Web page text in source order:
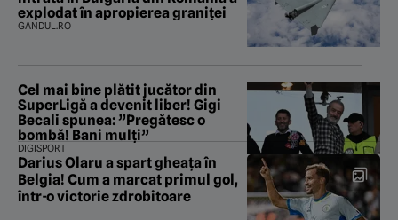
explodat în apropierea graniței
GANDUL.RO
Cel mai bine plătit jucător din
SuperLigă a devenit liber! Gigi
Becali spunea: ”Pregătesc o
bombă! Bani mulți”
DIGISPORT
Darius Olaru a spart gheața în
Belgia! Cum a marcat primul gol,
într-o victorie zdrobitoare